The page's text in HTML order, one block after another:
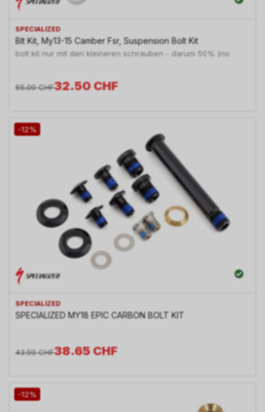
SPECIALIZED
Blt Kit, My13-15 Camber Fsr, Suspension Bolt Kit
bolt kit nur mit den kleineren schrauben - darum 50% (no
32.50CHF
65.00 CHF
-12%
SPECIALIZED
SPECIALIZED MY18 EPIC CARBON BOLT KIT
38.65CHF
43.90 CHF
-12%